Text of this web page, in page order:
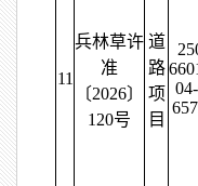
11
兵林草许
准
〔2026〕
120号
道
路
项
目